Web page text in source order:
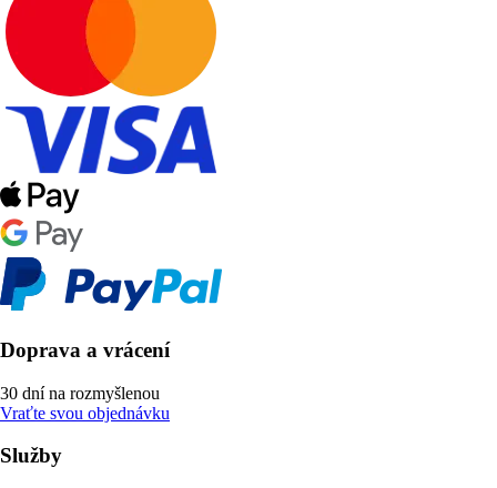
Doprava a vrácení
30 dní na rozmyšlenou
Vraťte svou objednávku
Služby